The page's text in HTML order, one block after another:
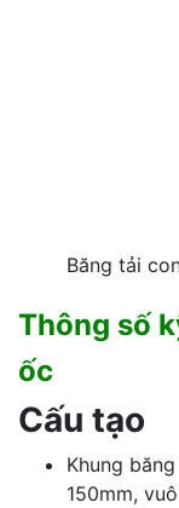
Băng tải
Thông số
ốc
Cấu tạo
Khung
150mm,